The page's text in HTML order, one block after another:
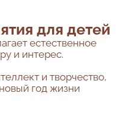
для детей
естественное
и интерес.
и творчество,
год жизни